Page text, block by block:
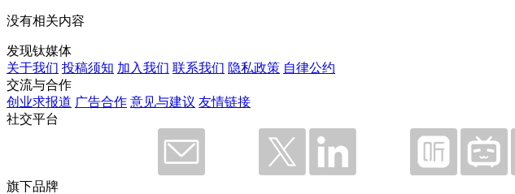
没有相关内容
发现钛媒体
关于我们 投稿须知 加入我们 联系我们 隐私政策 自律公约
交流与合作
创业求报道 广告合作 意见与建议 友情链接
社交平台
旗下品牌